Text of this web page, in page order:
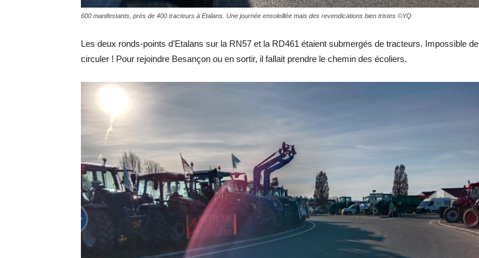
600 manifestants, près de 400 tracteurs à Etalans. Une journée ensoleillée mais des revendications bien tristes ©YQ
Les deux ronds-points d’Etalans sur la RN57 et la RD461 étaient submergés de tracteurs. Impossible de
circuler ! Pour rejoindre Besançon ou en sortir, il fallait prendre le chemin des écoliers.